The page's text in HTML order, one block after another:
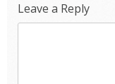
Leave a Reply